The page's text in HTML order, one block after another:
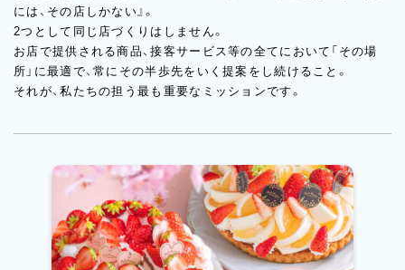
には、その店しかない』。
2つとして同じ店づくりはしません。
お店で提供される商品、接客サービス等の全てにおいて「その場
所」に最適で、常にその半歩先をいく提案をし続けること。
それが、私たちの担う最も重要なミッションです。